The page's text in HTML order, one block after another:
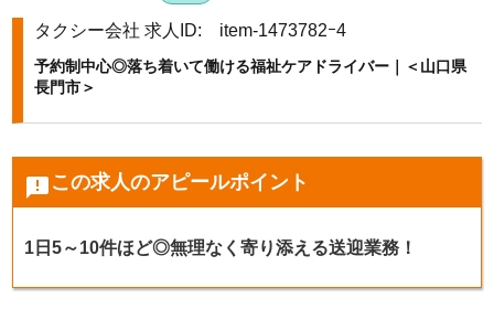
タクシー会社 求人ID: item-1473782ｰ4
予約制中心◎落ち着いて働ける福祉ケアドライバー｜＜山口県
長門市＞
announcement この求人のアピールポイント
1日5～10件ほど◎無理なく寄り添える送迎業務！